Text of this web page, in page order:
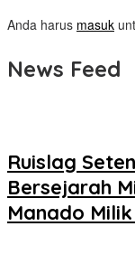
Anda harus masuk
News Feed
Ruislag
Bersejarah
Manado